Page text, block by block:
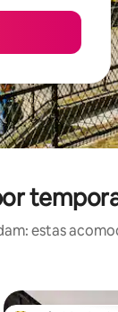
estas